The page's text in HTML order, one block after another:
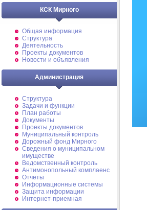
КСК Мирного
Общая информация
Структура
Деятельность
Проекты документов
Новости и объявления
Администрация
Структура
Задачи и функции
План работы
Документы
Проекты документов
Муниципальный контроль
Дорожный фонд Мирного
Cведения о муниципальном
имуществе
Ведомственный контроль
Антимонопольный комплаенс
Отчеты
Информационные системы
Защита информации
Интернет-приемная